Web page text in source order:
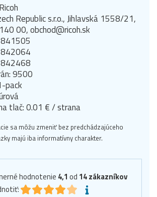
Republic s.r.o., Jihlavská 1558/21,
00, obchod@ricoh.sk
9500
pack
tlač: 0.01 € / strana
sa môžu zmeniť bez predchádzajúceho
majú iba informatívny charakter.
hodnotenie 4,1 od 14zákazníkov